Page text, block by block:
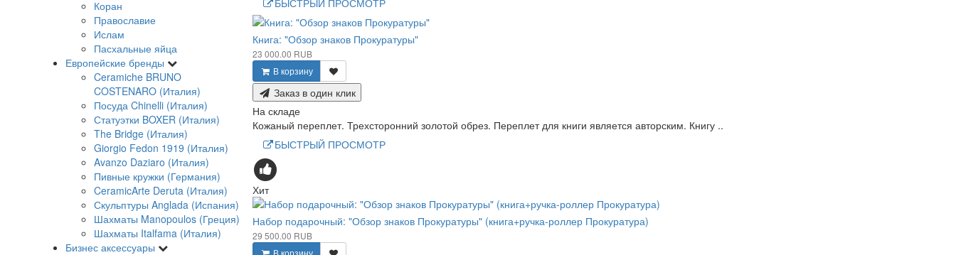
Коран
Православие
Ислам
Пасхальные яйца
Европейские бренды
Ceramiche BRUNO
COSTENARO (Италия)
Посуда Chinelli (Италия)
Статуэтки BOXER (Италия)
The Bridge (Италия)
Giorgio Fedon 1919 (Италия)
Avanzo Daziaro (Италия)
Пивные кружки (Германия)
CeramicArte Deruta (Италия)
Скульптуры Anglada (Испания)
Шахматы Manopoulos (Греция)
Шахматы Italfama (Италия)
Бизнес аксессуары
Книга: "Обзор знаков Прокуратуры"
23 000.00 RUB
В корзину
Заказ в один клик
На складе
Кожаный переплет. Трехсторонний золотой обрез. Переплет для книги является авторским. Книгу ..
БЫСТРЫЙ ПРОСМОТР
Хит
Набор подарочный: "Обзор знаков Прокуратуры" (книга+ручка-роллер Прокуратура)
29 500.00 RUB